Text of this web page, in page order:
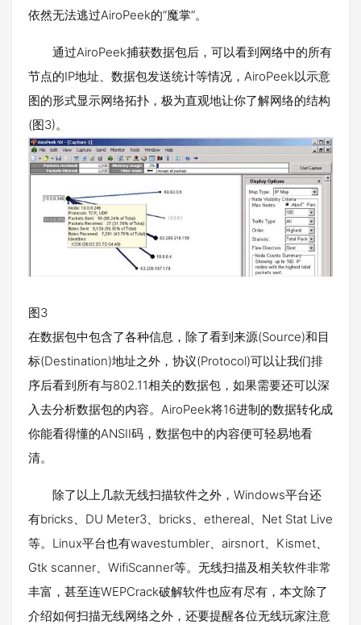
依然无法逃过AiroPeek的“魔掌”。
通过AiroPeek捕获数据包后，可以看到网络中的所有
节点的IP地址、数据包发送统计等情况，AiroPeek以示意
图的形式显示网络拓扑，极为直观地让你了解网络的结构
(图3)。
图3
在数据包中包含了各种信息，除了看到来源(Source)和目
标(Destination)地址之外，协议(Protocol)可以让我们排
序后看到所有与802.11相关的数据包，如果需要还可以深
入去分析数据包的内容。AiroPeek将16进制的数据转化成
你能看得懂的ANSII码，数据包中的内容便可轻易地看
清。
除了以上几款无线扫描软件之外，Windows平台还
有bricks、DU Meter3、bricks、ethereal、Net Stat Live
等。Linux平台也有wavestumbler、airsnort、Kismet、
Gtk scanner、WifiScanner等。无线扫描及相关软件非常
丰富，甚至连WEPCrack破解软件也应有尽有，本文除了
介绍如何扫描无线网络之外，还要提醒各位无线玩家注意